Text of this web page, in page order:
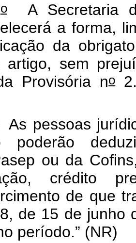
oA Secretaria
a forma,
da
artigo, sem
Provisória no
pessoas
poderão
ou da
crédito
de que
de 15 de junho
período.” (NR)